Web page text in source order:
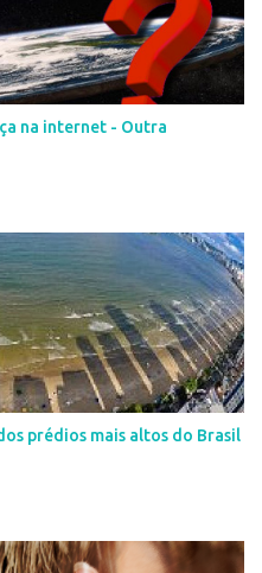
na internet - Outra
prédios mais altos do Brasil